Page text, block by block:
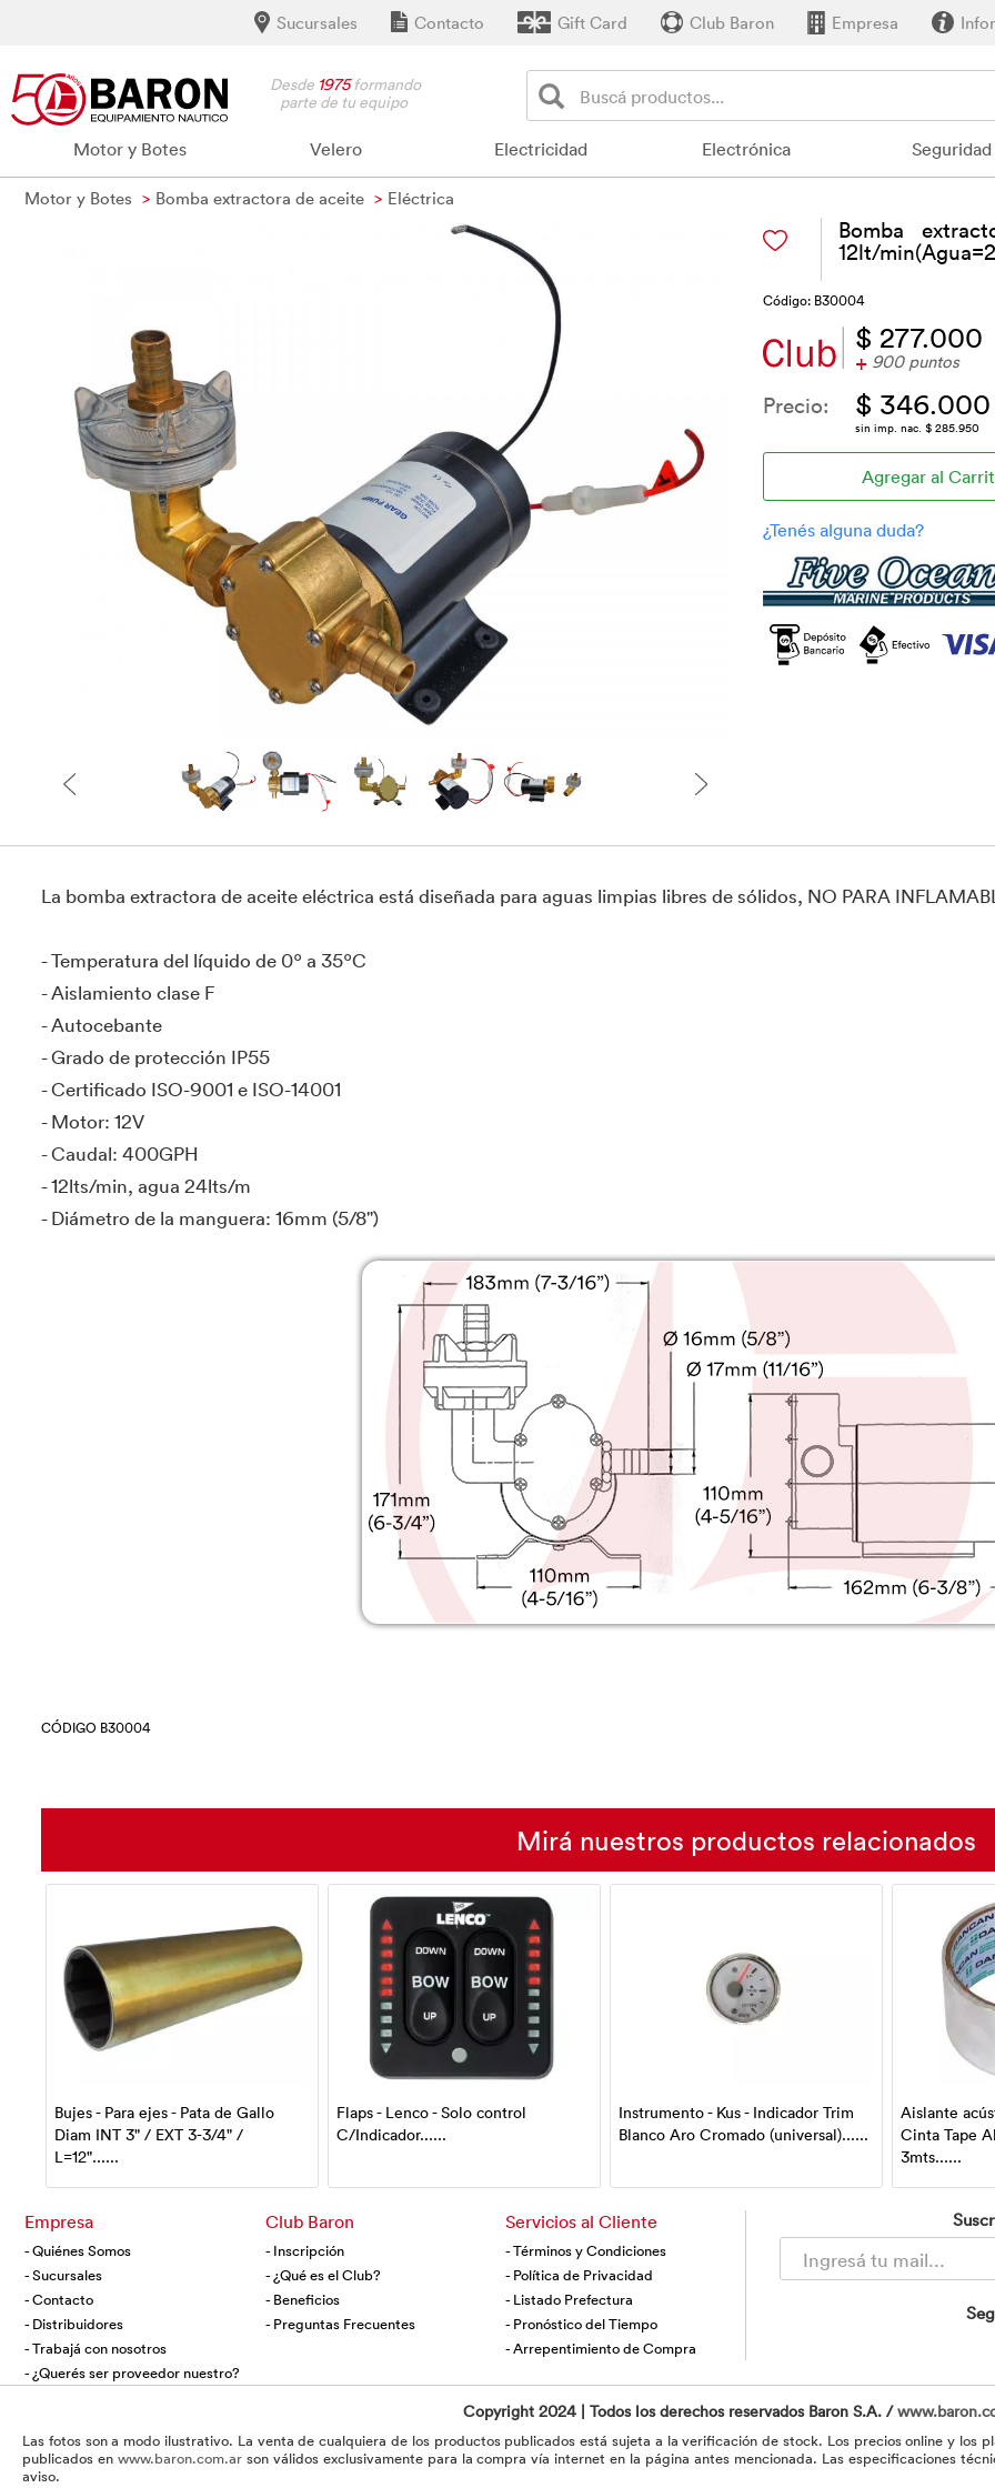
Empresa
Club Baron
Gift Card
Contacto
Sucursales
Desde 1975formando
parte de tu equipo
Motor y Botes Velero Electricidad Electrónica Seguridad
Motor y Botes Bomba extractora de aceite Eléctrica
Bomba
12lt/
Código: B30004
$ 277.000
+ 900 puntos
Precio: $ 346.000
sin imp. nac. $ 285.950
La bomba extractora de aceite eléctrica está diseñada para aguas limpias libres de sólidos, NO PARA
- Temperatura del líquido de 0º a 35ºC
- Aislamiento clase F
- Autocebante
- Grado de protección IP55
- Certificado ISO-9001 e ISO-14001
- Motor: 12V
- Caudal: 400GPH
- 12lts/min, agua 24lts/m
- Diámetro de la manguera: 16mm (5/8")
CÓDIGO B30004
Mirá nuestros productos relacionados
Bujes - Para ejes - Pata de Gallo
Diam INT 3" / EXT 3-3/4" /
L=12"......
Flaps - Lenco - Solo control
C/Indicador......
Instrumento - Kus - Indicador Trim
Blanco Aro Cromado (universal)......
Aislante
Cinta Tape
3mts......
Empresa
- Quiénes Somos
- Sucursales
- Contacto
- Distribuidores
- Trabajá con nosotros
- ¿Querés ser proveedor nuestro?
Club Baron
- Inscripción
- ¿Qué es el Club?
- Beneficios
- Preguntas Frecuentes
Servicios al Cliente
- Términos y Condiciones
- Política de Privacidad
- Listado Prefectura
- Pronóstico del Tiempo
- Arrepentimiento de Compra
Copyright 2024 | Todos los derechos reservados Baron S.A. /
Las fotos son a modo ilustrativo. La venta de cualquiera de los productos publicados está sujeta a la verificación de stock. Los precios online y los
publicados en www.baron.com.arson válidos exclusivamente para la compra vía internet en la página antes mencionada. Las especificaciones
aviso.